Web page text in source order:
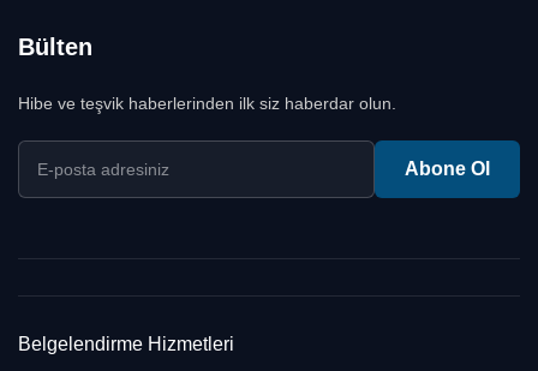
Bülten
Hibe ve teşvik haberlerinden ilk siz haberdar olun.
Abone Ol
Belgelendirme Hizmetleri